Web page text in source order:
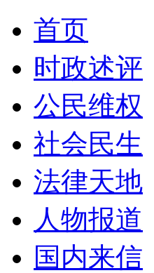
首页
时政述评
公民维权
社会民生
法律天地
人物报道
国内来信